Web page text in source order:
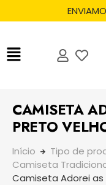
CAMISETA
PRETO
Início Tipo de
Camiseta
Camiseta Adorei as